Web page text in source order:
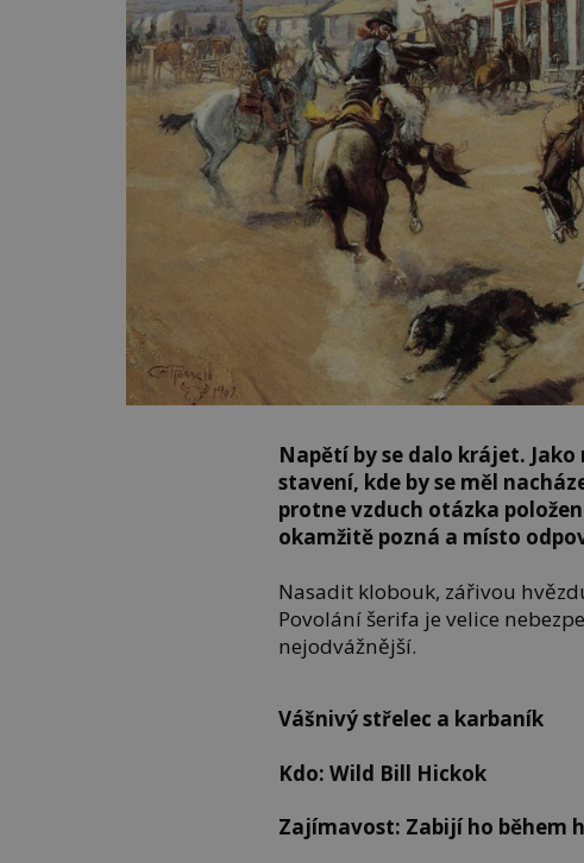
Napětí by se dalo krájet.
stavení, kde by se měl
protne vzduch otázka
okamžitě pozná a místo
Nasadit klobouk, zářivou
Povolání šerifa je velice
nejodvážnější.
Vášnivý střelec a karbaník
Kdo: Wild Bill Hickok
Zajímavost: Zabijí ho během